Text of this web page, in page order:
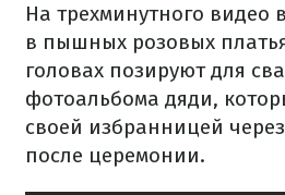
На трехминутного видео
в пышных розовых
головах позируют для
фотоальбома дяди,
своей избранницей
после церемонии.